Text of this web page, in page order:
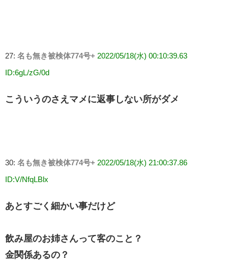
27: 名も無き被検体774号+ 2022/05/18(水) 00:10:39.63
ID:6gL/zG/0d
こういうのさえマメに返事しない所がダメ
30: 名も無き被検体774号+ 2022/05/18(水) 21:00:37.86
ID:V/NfqLBlx
あとすごく細かい事だけど
飲み屋のお姉さんって客のこと？
金関係あるの？